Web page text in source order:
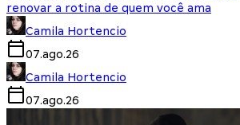
renovar a rotina de quem você ama
Camila Hortencio
07.ago.26
Camila Hortencio
07.ago.26